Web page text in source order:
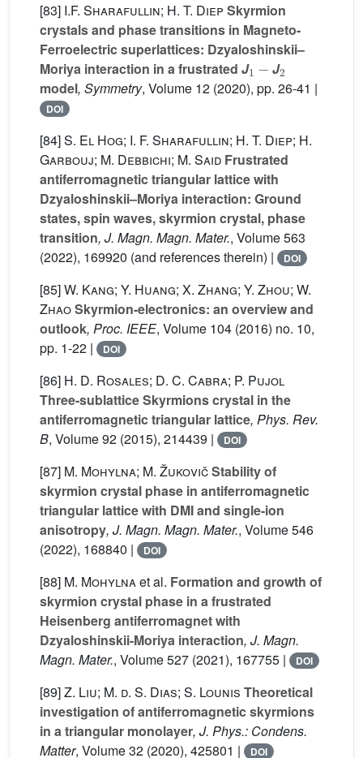
[83] I.F. Sharafullin; H. T. Diep Skyrmion
crystals and phase transitions in Magneto-
Ferroelectric superlattices: Dzyaloshinskii–
Moriya interaction in a frustrated J
1-
J
2
model, Symmetry, Volume 12 (2020), pp. 26-41 |
DOI
[84]S. El Hog; I. F. Sharafullin; H. T. Diep; H.
Garbouj; M. Debbichi; M. Said Frustrated
antiferromagnetic triangular lattice with
Dzyaloshinskii–Moriya interaction: Ground
states, spin waves, skyrmion crystal, phase
transition, J. Magn. Magn. Mater., Volume 563
(2022), 169920 (and references therein) |
DOI
[85]W. Kang; Y. Huang; X. Zhang; Y. Zhou; W.
ZhaoSkyrmion-electronics: an overview and
outlook, Proc. IEEE, Volume 104 (2016) no. 10,
pp. 1-22 |
DOI
[86] H. D. Rosales; D. C. Cabra; P. Pujol
Three-sublattice Skyrmions crystal in the
antiferromagnetic triangular lattice, Phys. Rev.
B, Volume 92 (2015), 214439 | DOI
[87] M. Mohylna; M. ŽukovičStability of
skyrmion crystal phase in antiferromagnetic
triangular lattice with DMI and single-ion
anisotropy, J. Magn. Magn. Mater., Volume 546
(2022), 168840 |
DOI
[88] M. Mohylnaet al. Formation and growth of
skyrmion crystal phase in a frustrated
Heisenberg antiferromagnet with
Dzyaloshinskii-Moriya interaction, J. Magn.
Magn. Mater., Volume 527 (2021), 167755 | DOI
[89]Z. Liu; M. d. S. Dias; S. Lounis Theoretical
investigation of antiferromagnetic skyrmions
in a triangular monolayer, J. Phys.: Condens.
Matter, Volume 32 (2020), 425801 | DOI